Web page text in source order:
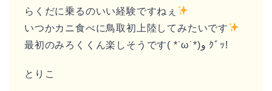
らくだに乗るのいい経験ですねぇ
いつかカニ食べに鳥取初上陸してみたいです
最初のみろくくん楽しそうです( *˙ω˙*)و ｸﾞｯ!
とりこ